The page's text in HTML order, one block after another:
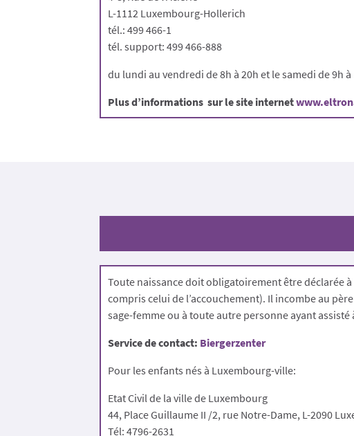
L-1112 Luxembourg-Hollerich
tél.: 499 466-1
tél. support: 499 466-888
du lundi au vendredi de 8h à 20h et le samedi de 9h à
Plus d’informations sur le site internet
Toute naissance doit obligatoirement être déclarée à
compris celui de l’accouchement). Il incombe au
sage-femme ou à toute autre personne ayant assisté
Service de contact: Biergerzenter
Pour les enfants nés à Luxembourg-ville:
Etat Civil de la ville de Luxembourg
44, Place Guillaume II /2, rue Notre-Dame, L-2090
Tél: 4796-2631